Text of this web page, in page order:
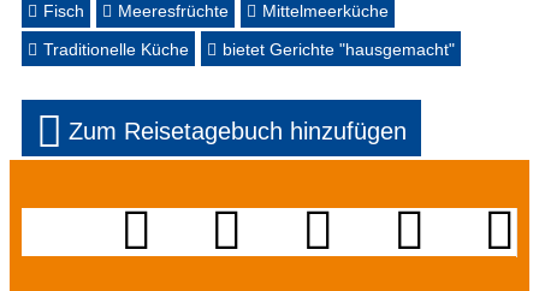
Fisch Meeresfrüchte
Mittelmeerküche
Traditionelle Küche
bietet Gerichte "hausgemacht"
Zum Reisetagebuch hinzufügen